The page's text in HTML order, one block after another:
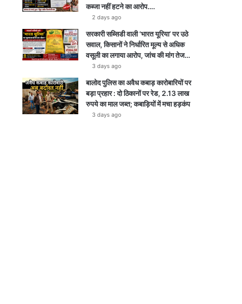
कब्जा नहीं हटने का आरोप….
2 days ago
सरकारी सब्सिडी वाली ‘भारत यूरिया’ पर उठे
सवाल, किसानों ने निर्धारित मूल्य से अधिक
वसूली का लगाया आरोप, जांच की मांग तेज…
3 days ago
बालोद पुलिस का अवैध कबाड़ कारोबारियों पर
बड़ा प्रहार : दो ठिकानों पर रेड, 2.13 लाख
रुपये का माल जब्त; कबाड़ियों में मचा हड़कंप
3 days ago